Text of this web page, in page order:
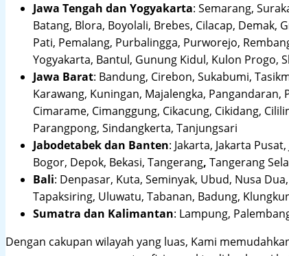
Jawa Tengah dan Yogyakarta: Semarang,
Batang, Blora, Boyolali, Brebes, Cilacap, Demak,
Pati, Pemalang, Purbalingga, Purworejo,
Yogyakarta, Bantul, Gunung Kidul, Kulon Progo,
Jawa Barat: Bandung, Cirebon, Sukabumi,
Karawang, Kuningan, Majalengka,
Cimarame, Cimanggung, Cikacung, Cikidang,
Parangpong, Sindangkerta, Tanjungsari
Jabodetabek dan Banten: Jakarta, Jakarta
Bogor, Depok, Bekasi, Tangerang, Tangerang
Bali: Denpasar, Kuta, Seminyak, Ubud, Nusa
Tapaksiring, Uluwatu, Tabanan, Badung,
Sumatra dan Kalimantan: Lampung,
Dengan cakupan wilayah yang luas, Kami